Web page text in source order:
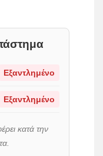
Εξαντλημένο
Εξαντλημένο
κατά την